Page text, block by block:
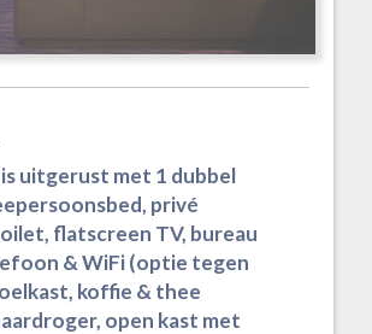
uitgerust met 1 dubbel
privé
flatscreen TV, bureau
& WiFi (optie tegen
koffie & thee
open kast met